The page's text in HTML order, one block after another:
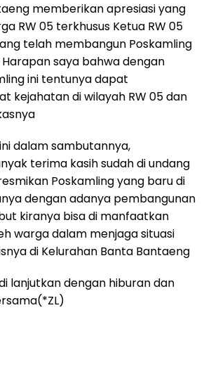
memberikan apresiasi yang
RW 05 terkhusus Ketua RW 05
telah membangun Poskamling
Harapan saya bahwa dengan
ini tentunya dapat
kejahatan di wilayah RW 05 dan
dalam sambutannya,
terima kasih sudah di undang
Poskamling yang baru di
dengan adanya pembangunan
kiranya bisa di manfaatkan
warga dalam menjaga situasi
di Kelurahan Banta Bantaeng
lanjutkan dengan hiburan dan